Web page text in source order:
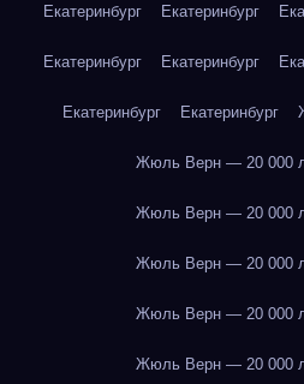
Екатеринбург Екатеринбург
Екатеринбург Екатеринбург
Екатеринбург Екатеринбург
Жюль Верн — 20 000
Жюль Верн — 20 000
Жюль Верн — 20 000
Жюль Верн — 20 000
Жюль Верн — 20 000